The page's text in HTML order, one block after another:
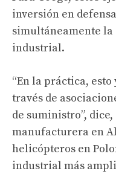
inversión en
simultáneamente
industrial.
“En la práctica,
través de
de suministro”,
manufacturera en
helicópteros en
industrial más